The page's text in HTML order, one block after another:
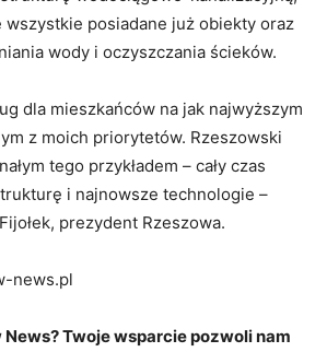
wszystkie posiadane już obiekty oraz
wody i oczyszczania ścieków.
dla mieszkańców na jak najwyższym
z moich priorytetów. Rzeszowski
tego przykładem – cały czas
i najnowsze technologie –
prezydent Rzeszowa.
news.pl
Twoje wsparcie pozwoli nam